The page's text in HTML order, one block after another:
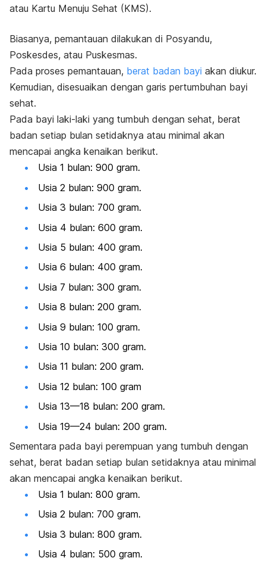
atau Kartu Menuju Sehat (KMS).
Biasanya, pemantauan dilakukan di Posyandu,
Poskesdes, atau Puskesmas.
Pada proses pemantauan, berat badan bayi akan diukur.
Kemudian, disesuaikan dengan garis pertumbuhan bayi
sehat.
Pada bayi laki-laki yang tumbuh dengan sehat, berat
badan setiap bulan setidaknya atau minimal akan
mencapai angka kenaikan berikut.
Usia 1 bulan: 900 gram.
Usia 2 bulan: 900 gram.
Usia 3 bulan: 700 gram.
Usia 4 bulan: 600 gram.
Usia 5 bulan: 400 gram.
Usia 6 bulan: 400 gram.
Usia 7 bulan: 300 gram.
Usia 8 bulan: 200 gram.
Usia 9 bulan: 100 gram.
Usia 10 bulan: 300 gram.
Usia 11 bulan: 200 gram.
Usia 12 bulan: 100 gram
Usia 13—18 bulan: 200 gram.
Usia 19—24 bulan: 200 gram.
Sementara pada bayi perempuan yang tumbuh dengan
sehat, berat badan setiap bulan setidaknya atau minimal
akan mencapai angka kenaikan berikut.
Usia 1 bulan: 800 gram.
Usia 2 bulan: 700 gram.
Usia 3 bulan: 800 gram.
Usia 4 bulan: 500 gram.